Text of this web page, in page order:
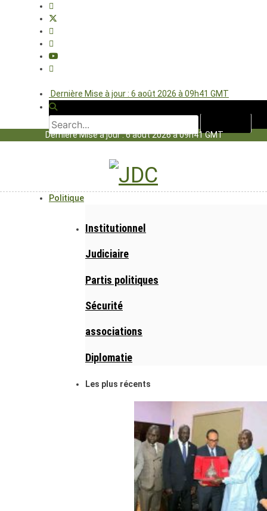
Dernière Mise à jour : 6 août 2026 à 09h41 GMT
Dernière Mise à jour : 6 août 2026 à 09h41 GMT
Politique
Institutionnel
Judiciaire
Partis politiques
Sécurité
associations
Diplomatie
Les plus récents